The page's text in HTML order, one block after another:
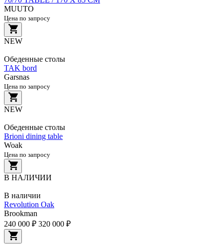
MUUTO
Цена по запросу
NEW
Обеденные столы
TAK bord
Garsnas
Цена по запросу
NEW
Обеденные столы
Brioni dining table
Woak
Цена по запросу
В НАЛИЧИИ
В наличии
Revolution Oak
Brookman
240 000 ₽ 320 000 ₽